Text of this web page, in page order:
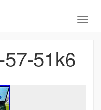
51k6